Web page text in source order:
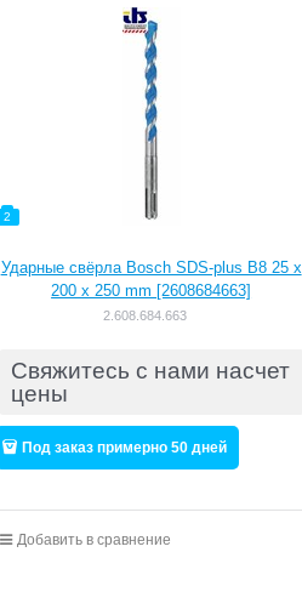
2
Ударные свёрла Bosch SDS-plus B8 25 x
200 x 250 mm [2608684663]
2.608.684.663
Свяжитесь с нами насчет
цены
Под заказ примерно 50 дней
Добавить в сравнение